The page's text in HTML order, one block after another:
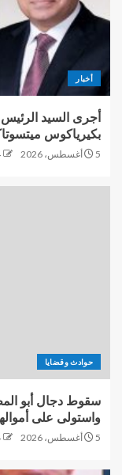
أخبار
أجرى السيد الرئيس
بكيرياكوس
5 أغسطس، 2026
حوادث وقضايا
سقوط دجال أبو
واستولى على
5 أغسطس، 2026